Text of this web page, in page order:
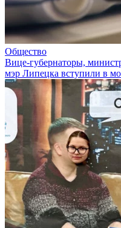
Общество
Вице-губернаторы,
мэр Липецка вступили в